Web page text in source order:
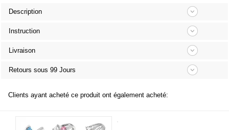
Description
Instruction
Livraison
Retours sous 99 Jours
Clients ayant acheté ce produit ont également acheté: